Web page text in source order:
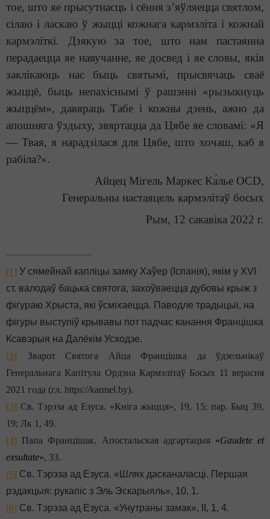
тое, што яе прысутнасць і сёння з’яўляецца святлом,
сілаю і ласкаю ў жыцці кожнага кармэліта і кожнай
кармэліткі. Дзякую за тое, што нам пастаянна
перадаецца яе навучанне, яе досвед і яе словы, якія
заклікаюць нас быць святымі, прысвячаць сваё
жыццё, быць непахіснымі ў рашэнні «рызыкнуць
жыццём», давяраць Табе і кожны дзень, ажно да
апошняга ўздыху, звяртацца да Цябе яе словамі: «Я
— Твая, я нарадзілася для Цябе, што хочаш, каб я
рабіла?».
Айцец Мігель Маркес Ка́лье OCD,
Генеральны настаяцель кармэлітаў босых
Рым, 12 сакавіка 2022 г.
[1] У сямейнай капліцы замку Хаўер (Іспанія), якім у XVI
ст. валодаў бацька святога, захоўваецца дубовы крыж з
фігураю Хрыста, які ўсміхаецца. Паводле традыцыі, на
фігуры выступіў крывавы пот падчас канання Францішка
Ксавэрыя на Далёкім Усходзе.
[2]
Зварот Святога Айца Францішка да ўдзельнікаў
Генеральнага Капітула Ордэна Кармэлітаў Босых 11 верасня
2021 года (гл. https://karmel.by).
[3] Св. Тэрэза ад Езуса. «Кніга жыцця», 19, 15; пар. Быц 39,
19; Лк 1, 49.
[4] Папа Францішак. Апостальская адгартацыя «Gaudete et
exsultate», 33.
[5] Св. Тэрэза ад Езуса. «Шлях дасканаласці. Першая
рэдакцыя: рукапіс з Эль Эскарыяль», 10, 1.
[6] Св. Тэрэза ад Езуса. «Унутраны замак», ІІ, 1, 4.